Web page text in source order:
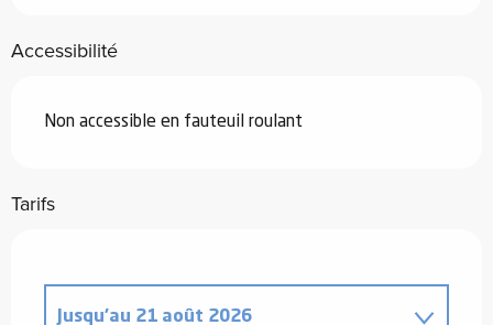
Accessibilité
Non accessible en fauteuil roulant
Tarifs
Jusqu'au 21 août 2026